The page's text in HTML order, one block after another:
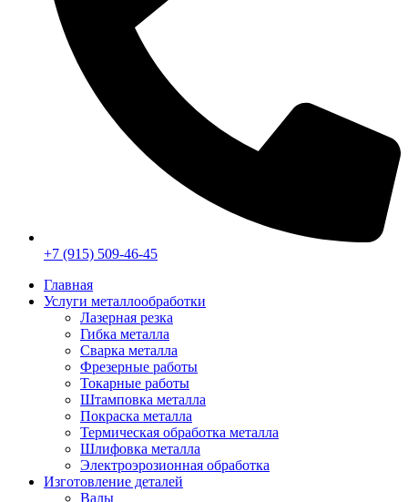
+7 (915) 509-46-45
Главная
Услуги металлообработки
Лазерная резка
Гибка металла
Сварка металла
Фрезерные работы
Токарные работы
Штамповка металла
Покраска металла
Термическая обработка металла
Шлифовка металла
Электроэрозионная обработка
Изготовление деталей
Валы